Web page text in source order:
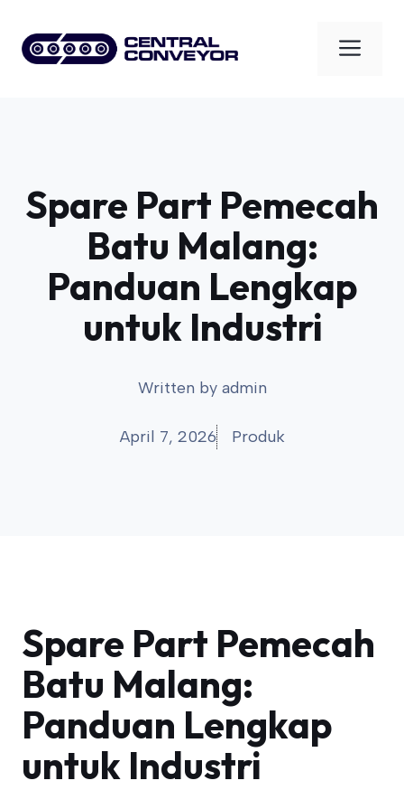
content
Spare Part Pemecah
Batu Malang:
Panduan Lengkap
untuk Industri
Written by admin
April 7, 2026 Produk
Spare Part Pemecah
Batu Malang:
Panduan Lengkap
untuk Industri